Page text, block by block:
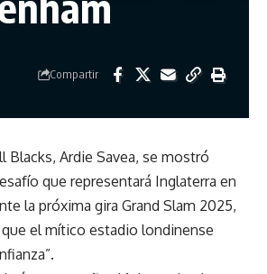
Compartir
Blacks, Ardie Savea, se mostró
que representará Inglaterra en
la próxima gira Grand Slam 2025,
el mítico estadio londinense